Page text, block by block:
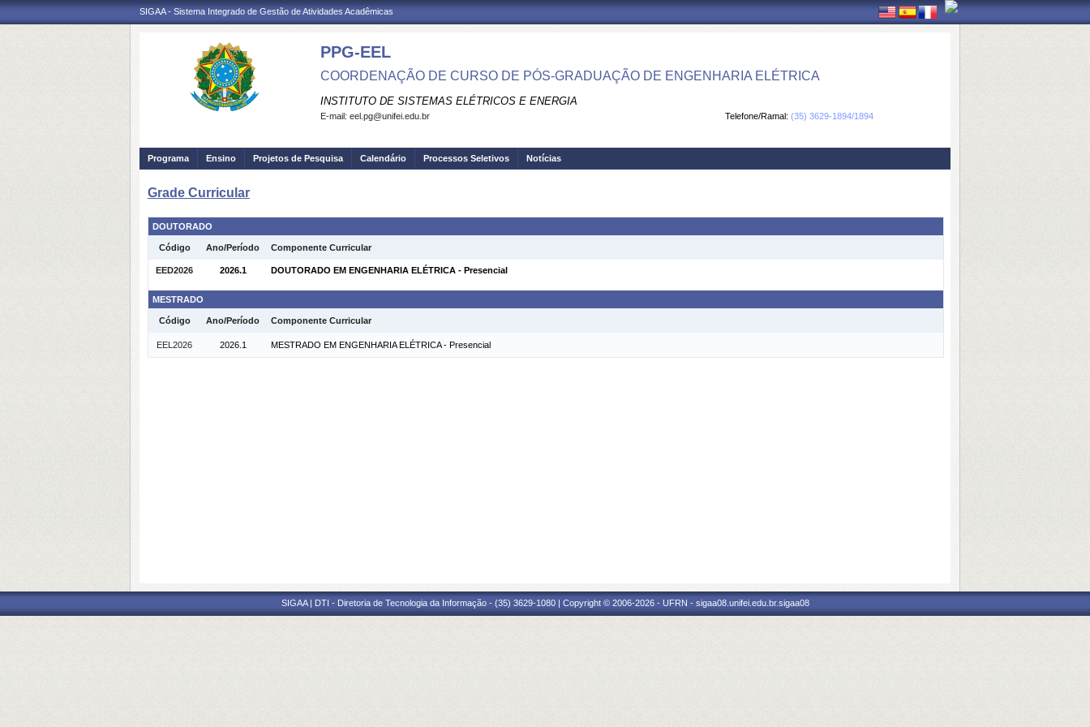
SIGAA - Sistema Integrado de Gestão de Atividades Acadêmicas
PPG-EEL
COORDENAÇÃO DE CURSO DE PÓS-GRADUAÇÃO DE ENGENHARIA ELÉTRICA
INSTITUTO DE SISTEMAS ELÉTRICOS E ENERGIA
Telefone/Ramal: (35) 3629-1894/1894
E-mail: eel.pg@unifei.edu.br
Programa Ensino Projetos de Pesquisa Calendário Processos Seletivos Notícias
Grade Curricular
DOUTORADO
Código Ano/Período Componente Curricular
EED2026 2026.1 DOUTORADO EM ENGENHARIA ELÉTRICA - Presencial
MESTRADO
Código Ano/Período Componente Curricular
EEL2026 2026.1 MESTRADO EM ENGENHARIA ELÉTRICA - Presencial
SIGAA | DTI - Diretoria de Tecnologia da Informação - (35) 3629-1080 | Copyright © 2006-2026 - UFRN - sigaa08.unifei.edu.br.sigaa08